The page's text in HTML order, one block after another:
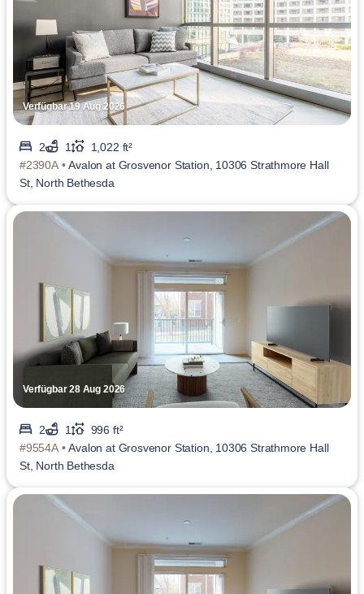
Verfügbar 19 Aug 2026
2 1
1,022 ft²
#2390A •Avalon at Grosvenor Station, 10306 Strathmore Hall
St, North Bethesda
Verfügbar 28 Aug 2026
2 1
996 ft²
#9554A •Avalon at Grosvenor Station, 10306 Strathmore Hall
St, North Bethesda